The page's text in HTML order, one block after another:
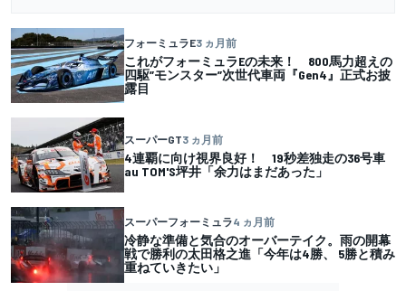
フォーミュラE3 ヵ月前
これがフォーミュラEの未来！ 800馬力超えの
四駆”モンスター”次世代車両『Gen4』正式お披
露目
スーパーGT3 ヵ月前
4連覇に向け視界良好！ 19秒差独走の36号車
au TOM'S坪井「余力はまだあった」
スーパーフォーミュラ4 ヵ月前
冷静な準備と気合のオーバーテイク。雨の開幕
戦で勝利の太田格之進「今年は4勝、 5勝と積み
重ねていきたい」